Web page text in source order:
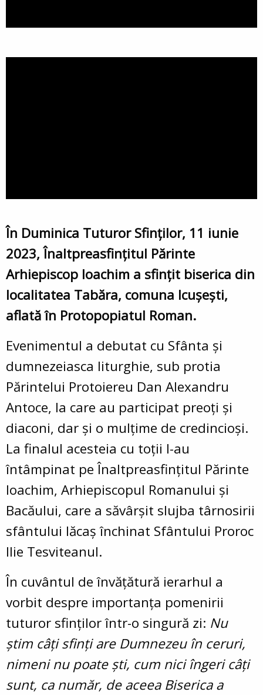
În Duminica Tuturor Sfinților, 11 iunie
2023, Înaltpreasfințitul Părinte
Arhiepiscop Ioachim a sfințit biserica din
localitatea Tabăra, comuna Icușești,
aflată în Protopopiatul Roman.
Evenimentul a debutat cu Sfânta și
dumnezeiasca liturghie, sub protia
Părintelui Protoiereu Dan Alexandru
Antoce, la care au participat preoți și
diaconi, dar și o mulțime de credincioși.
La finalul acesteia cu toții l-au
întâmpinat pe Înaltpreasfințitul Părinte
Ioachim, Arhiepiscopul Romanului și
Bacăului, care a săvârșit slujba târnosirii
sfântului lăcaș închinat Sfântului Proroc
Ilie Tesviteanul.
În cuvântul de învățătură ierarhul a
vorbit despre importanța pomenirii
tuturor sfinților într-o singură zi: Nu
știm câți sfinți are Dumnezeu în ceruri,
nimeni nu poate ști, cum nici îngeri câți
sunt, ca număr, de aceea Biserica a